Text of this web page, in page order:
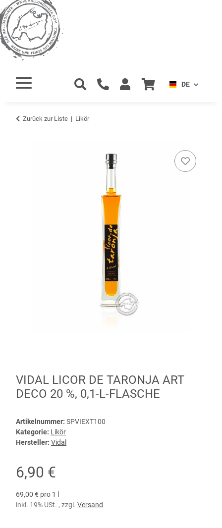
DE
Zurück zur Liste Likör
VIDAL LICOR DE TARONJA ART
DECO 20 %, 0,1-L-FLASCHE
Artikelnummer: SPVIEXT100
Kategorie: Likör
Hersteller: Vidal
6,90 €
69,00 € pro 1 l
inkl. 19% USt. , zzgl. Versand